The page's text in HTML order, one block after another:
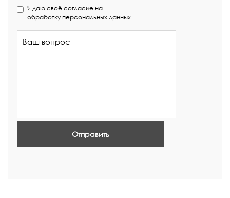
Я даю своё согласие на
обработку персональных данных
Отправить